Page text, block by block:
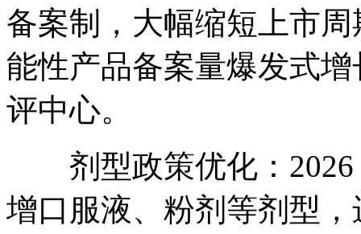
备案制，大幅缩短上市
能性产品备案量爆发式
评中心。
剂型政策优化：2026
增口服液、粉剂等剂型